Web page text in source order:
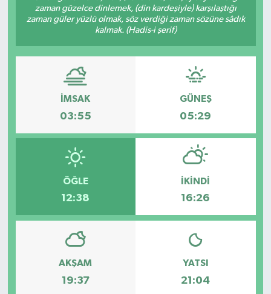
zaman güzelce dinlemek, (din kardeşiyle) karşılaştığı
zaman güler yüzlü olmak, söz verdiği zaman sözüne sâdık
kalmak. (Hadis-i şerif)
İMSAK
03:55
GÜNEŞ
05:29
ÖĞLE
12:38
İKINDI
16:26
AKŞAM
19:37
YATSI
21:04
Ardahan Müftülüğü
Aydın Müftülüğü
Balıkesir Müftülüğü
Bartın Müftülüğü
Batman Müftülüğü
Bilecik Müftülüğü
Bingöl Müftülüğü
Kudüs
Mukabele
Peygamberimizin Hayatı
Ramazan
Sahabeler
Hutbeler
DİYANET GENÇLİK
DİYANET RADYO/TV
DEPREM
Dünya
Kültür-Sanat